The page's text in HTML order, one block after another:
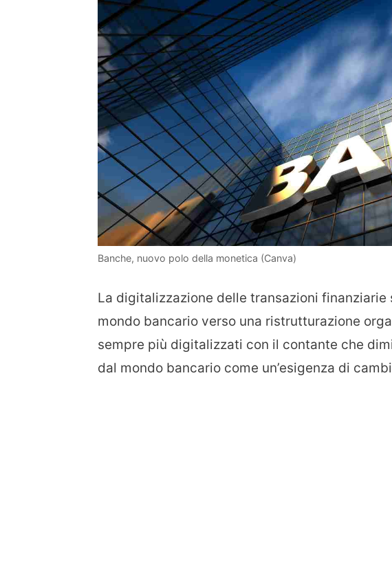
Banche, nuovo polo della monetica (Canva)
La digitalizzazione delle transazioni
mondo bancario verso una ristrutturazione
sempre più digitalizzati con il contante che
dal mondo bancario come un’esigenza di